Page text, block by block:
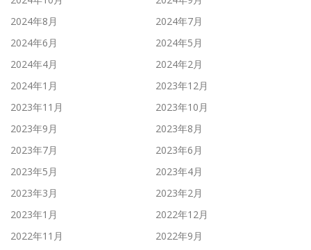
2024年8月
2024年7月
2024年6月
2024年5月
2024年4月
2024年2月
2024年1月
2023年12月
2023年11月
2023年10月
2023年9月
2023年8月
2023年7月
2023年6月
2023年5月
2023年4月
2023年3月
2023年2月
2023年1月
2022年12月
2022年11月
2022年9月